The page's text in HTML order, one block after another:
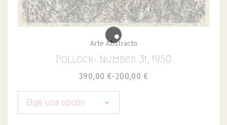
Arte Abstracto
Pollock: Number 31, 1950
200,00 €
-
390,00 €
Elige una opción